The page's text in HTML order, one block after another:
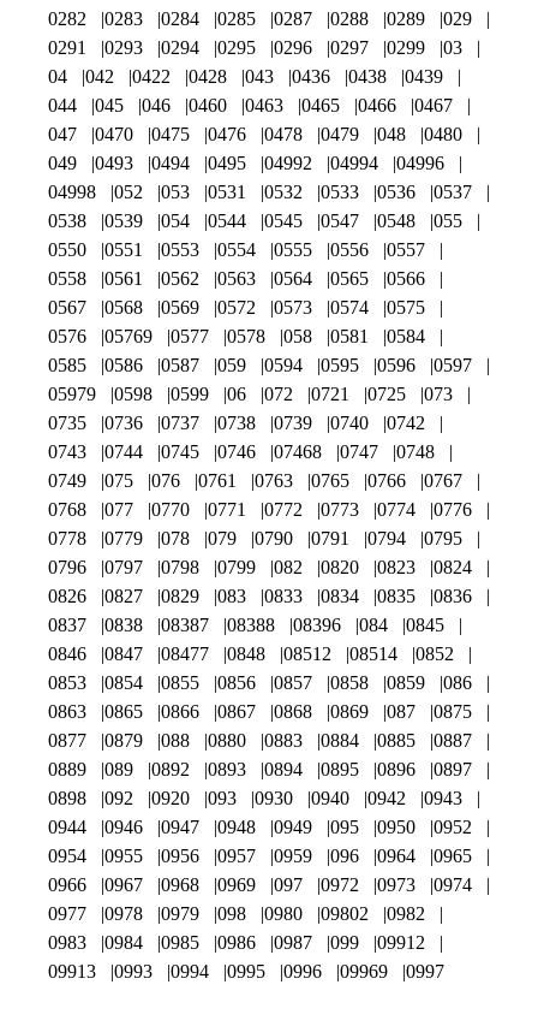
0282
0283 0284 0285 0287 0288 0289
029
0291
0293 0294 0295 0296 0297 0299
03
04
042 0422 0428 043 0436 0438
0439
044
045 046 0460 0463 0465 0466
0467
047
0470 0475 0476 0478 0479 048
0480
049
0493 0494 0495 04992 04994
04996
04998
052 053 0531 0532 0533 0536
0537
0538
0539 054 0544 0545 0547 0548
055
0550
0551 0553 0554 0555 0556
0557
0558
0561 0562 0563 0564 0565
0566
0567
0568 0569 0572 0573 0574
0575
0576
05769 0577 0578 058 0581
0584
0585
0586 0587 059 0594 0595 0596
0597
05979
0598 0599 06 072 0721 0725
073
0735
0736 0737 0738 0739 0740
0742
0743
0744 0745 0746 07468 0747
0748
0749
075 076 0761 0763 0765 0766
0767
0768
077 0770 0771 0772 0773 0774
0776
0778
0779 078 079 0790 0791 0794
0795
0796
0797 0798 0799 082 0820 0823
0824
0826
0827 0829 083 0833 0834 0835
0836
0837
0838 08387 08388 08396 084
0845
0846
0847 08477 0848 08512 08514
0852
0853
0854 0855 0856 0857 0858 0859
086
0863
0865 0866 0867 0868 0869 087
0875
0877
0879 088 0880 0883 0884 0885
0887
0889
089 0892 0893 0894 0895 0896
0897
0898
092 0920 093 0930 0940 0942
0943
0944
0946 0947 0948 0949 095 0950
0952
0954
0955 0956 0957 0959 096 0964
0965
0966
0967 0968 0969 097 0972 0973
0974
0977
0978 0979 098 0980 09802
0982
0983
0984 0985 0986 0987 099
09912
09913
0993 0994 0995 0996 09969 0997